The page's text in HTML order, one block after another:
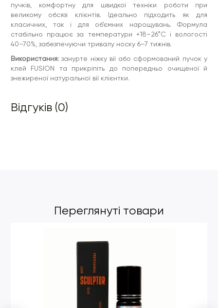
пучків, комфортну для швидкої техніки роботи при
великому обсязі клієнтів. Ідеально підходить як для
класичних, так і для об’ємних нарощувань. Формула
стабільно працює за температури +18–26°C і вологості
40–70%, забезпечуючи тривалу носку 6–7 тижнів.
Використання: занурте ніжку вії або сформований пучок у
клей FUSION та прикріпіть до попередньо очищеної й
знежиреної натуральної вії клієнтки.
Відгуків (0)
Переглянуті товари